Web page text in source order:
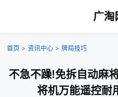
广淘
首页 > 资讯中心 > 牌局技巧
不急不躁!免拆自动麻
将机万能遥控耐